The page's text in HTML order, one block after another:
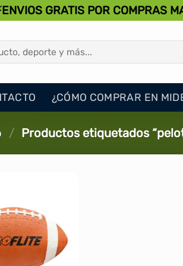
GRATIS POR COMPRAS
¿CÓMO COMPRAR EN
/ Productos etiquetados